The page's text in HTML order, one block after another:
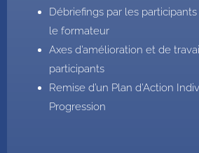
Débriefings par les
le formateur
Axes d’amélioration et de
participants
Remise d’un Plan d’Action
Progression